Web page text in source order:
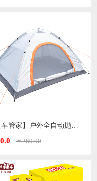
【车管家】户外全自动抛帐帐篷GJ-2203
0.0 ￥269.00